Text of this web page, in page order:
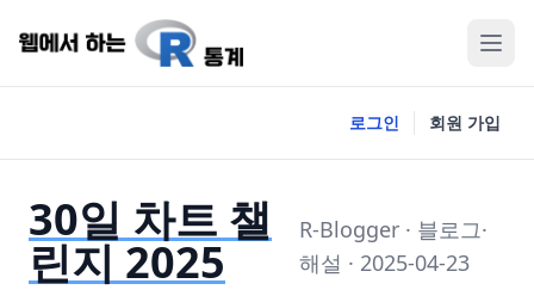
로그인 회원 가입
30일 차트 챌
린지 2025
R-Blogger · 블로그·
해설 · 2025-04-23